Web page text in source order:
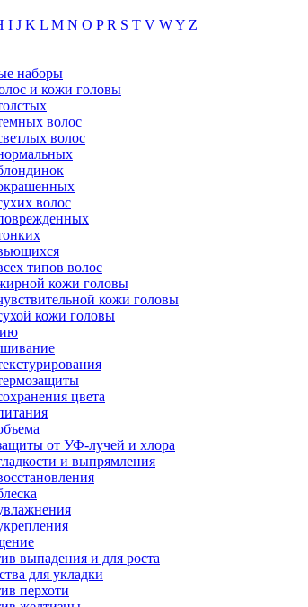
I J K L M N O P R S T V WY Z
наборы
и кожи головы
волос
волос
волос
типов волос
кожи головы
кожи головы
кожи головы
цвета
от УФ-лучей и хлора
и выпрямления
выпадения и для роста
для укладки
перхоти